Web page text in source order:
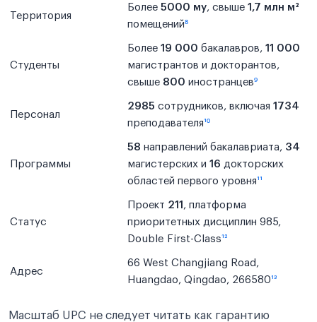
Территория
Более 5000 му, свыше 1,7 млн м²
помещений⁸
Студенты
Более 19 000 бакалавров, 11 000
магистрантов и докторантов,
свыше 800 иностранцев⁹
Персонал
2985 сотрудников, включая 1734
преподавателя¹⁰
Программы
58 направлений бакалавриата, 34
магистерских и 16 докторских
областей первого уровня¹¹
Статус
Проект 211 , платформа
приоритетных дисциплин 985,
Double First-Class¹²
Адрес
66 West Changjiang Road,
Huangdao, Qingdao, 266580¹³
Масштаб UPC не следует читать как гарантию